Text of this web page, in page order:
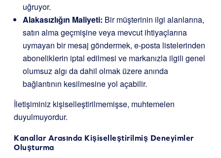
uğruyor.
Alakasızlığın Maliyeti: Bir müşterinin ilgi alanlarına,
satın alma geçmişine veya mevcut ihtiyaçlarına
uymayan bir mesaj göndermek, e-posta listelerinden
aboneliklerin iptal edilmesi ve markanızla ilgili genel
olumsuz algı da dahil olmak üzere anında
bağlantının kesilmesine yol açabilir.
İletişiminiz kişiselleştirilmemişse, muhtemelen
duyulmuyordur.
Kanallar Arasında Kişiselleştirilmiş Deneyimler
Oluşturma